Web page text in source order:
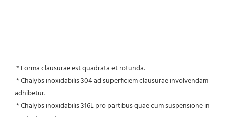
* Forma clausurae est quadrata et rotunda.
adhibetur.